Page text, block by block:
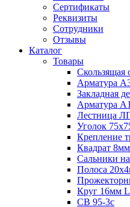
Сертификаты
Реквизиты
Сотрудники
Отзывы
Каталог
Товары
Скользящая
Арматура
Закладная
Арматура
Лестница
Уголок
Крепление
Квадрат
Сальники
Полоса
Круг 16мм
СВ 95-3с